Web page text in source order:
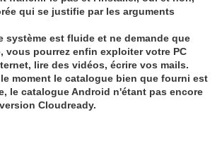
qui se justifie par les arguments
système est fluide et ne demande que
vous pourrez enfin exploiter votre PC
lire des vidéos, écrire vos mails.
moment le catalogue bien que fourni est
le catalogue Android n'étant pas encore
Cloudready.